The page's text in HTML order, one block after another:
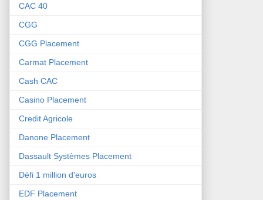
CAC 40
CGG
CGG Placement
Carmat Placement
Cash CAC
Casino Placement
Credit Agricole
Danone Placement
Dassault Systèmes Placement
Défi 1 million d'euros
EDF Placement